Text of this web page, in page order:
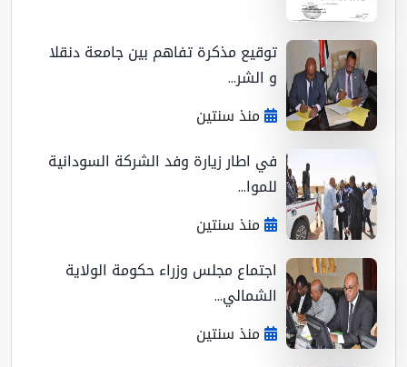
توقيع مذكرة تفاهم بين جامعة دنقلا
و الشر...
منذ سنتين
في اطار زيارة وفد الشركة السودانية
للموا...
منذ سنتين
اجتماع مجلس وزراء حكومة الولاية
الشمالي...
منذ سنتين